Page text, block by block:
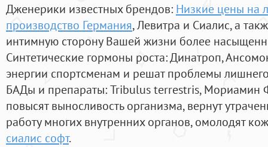
Дженерики известных брендов: Низкие цены на
производство Германия, Левитра и Сиалис, а
интимную сторону Вашей жизни более
Синтетические гормоны роста: Динатроп,
энергии спортсменам и решат проблемы
БАДы и препараты:Tribulus terrestris, Мориамин
повысят выносливость организма, вернут
работу многих внутренних органов, омолодят
сиалис софт.